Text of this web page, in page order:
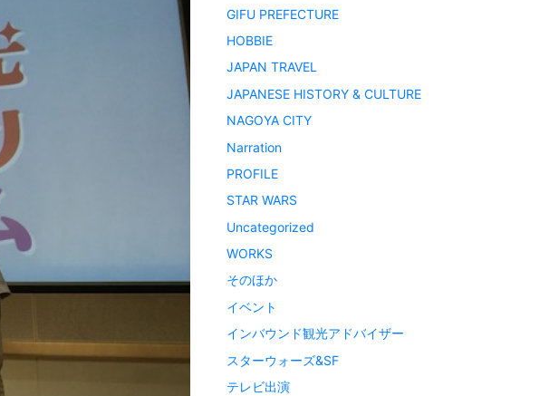
GIFU PREFECTURE
HOBBIE
JAPAN TRAVEL
JAPANESE HISTORY & CULTURE
NAGOYA CITY
Narration
PROFILE
STAR WARS
Uncategorized
WORKS
そのほか
イベント
インバウンド観光アドバイザー
スターウォーズ&SF
テレビ出演